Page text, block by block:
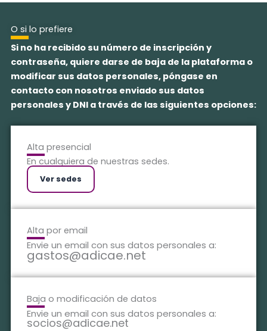
O si lo prefiere
Si no ha recibido su número de inscripción y
contraseña, quiere darse de baja de la plataforma o
modificar sus datos personales, póngase en
contacto con nosotros enviado sus datos
personales y DNI a través de las siguientes opciones:
Alta presencial
En cualquiera de nuestras sedes.
Ver sedes
Alta por email
Envie un email con sus datos personales a:
gastos@adicae.net
Baja o modificación de datos
Envie un email con sus datos personales a:
socios@adicae.net